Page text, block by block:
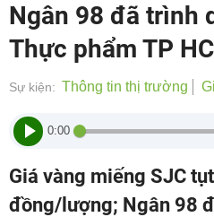
Ngân 98 đã trình
Thực phẩm TP
Sự kiện: Thông tin thị trường
0:00
Giá vàng miếng SJC
đồng/lượng; Ngân 98